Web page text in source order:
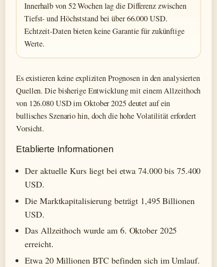
Innerhalb von 52 Wochen lag die Differenz zwischen
Tiefst- und Höchststand bei über 66.000 USD.
Echtzeit-Daten bieten keine Garantie für zukünftige
Werte.
Es existieren keine expliziten Prognosen in den analysierten
Quellen. Die bisherige Entwicklung mit einem Allzeithoch
von 126.080 USD im Oktober 2025 deutet auf ein
bullisches Szenario hin, doch die hohe Volatilität erfordert
Vorsicht.
Etablierte Informationen
Der aktuelle Kurs liegt bei etwa 74.000 bis 75.400
USD.
Die Marktkapitalisierung beträgt 1,495 Billionen
USD.
Das Allzeithoch wurde am 6. Oktober 2025
erreicht.
Etwa 20 Millionen BTC befinden sich im Umlauf.